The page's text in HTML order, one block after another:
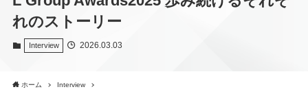
れのストーリー
Interview 2026.03.03
ホーム Interview